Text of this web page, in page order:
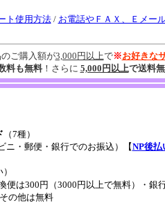
ト使用方法/ お電話やＦＡＸ、Ｅメー
ご購入額が3,000円以上で※お好きな
料も無料！さらに 5,000円以上で送料
（7種）
ニ・郵便・銀行でのお振込）【NP後払
便は300円（3000円以上で無料）・銀
の他は無料